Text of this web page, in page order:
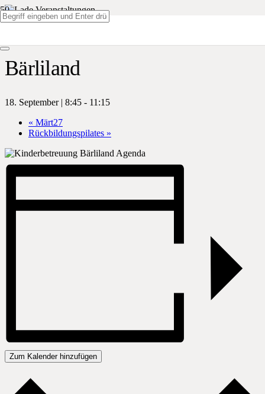
Bärliland
18. September | 8:45 - 11:15
« Märt27
Rückbildungspilates »
Zum Kalender hinzufügen